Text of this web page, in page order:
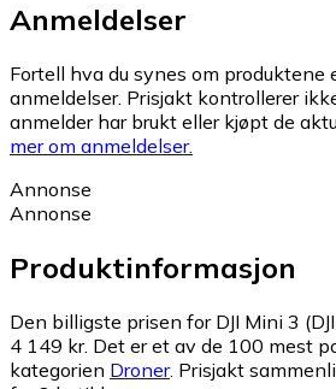
Anmeldelser
Fortell hva du synes om produktene
anmeldelser. Prisjakt kontrollerer
anmelder har brukt eller kjøpt de
mer om anmeldelser.
Annonse
Annonse
Produktinformasjon
Den billigste prisen for DJI Mini 3
4 149 kr. Det er et av de 100 mest
kategorien Droner. Prisjakt